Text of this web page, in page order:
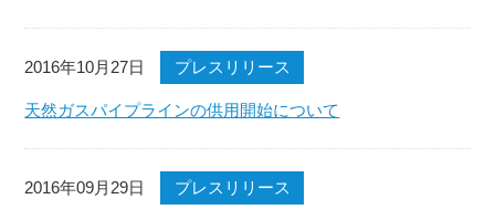
2016年10月27日 プレスリリース
天然ガスパイプラインの供用開始について
2016年09月29日 プレスリリース